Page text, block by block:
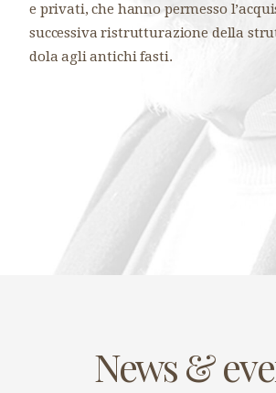
e privati, che hanno permesso
successiva ristrutturazione della
dola agli antichi fasti.
News &